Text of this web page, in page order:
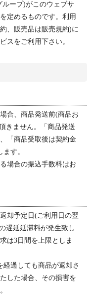
ープ)がこのウェブサ
定めるものです。利用
、販売品は販売規約)に
スをご利用下さい。
合、商品発送前(商品お
きません。「商品発送
「商品受取後は契約金
す。
場合の振込手数料はお
却予定日(ご利用日の翌
遅延延滞料が発生致し
は3日間を上限としま
過しても商品が返却さ
した場合、その損害を